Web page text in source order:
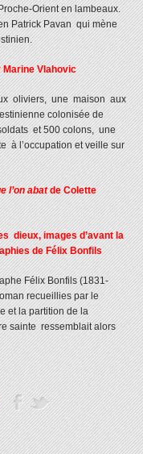
Orient en lambeaux.
Patrick Pavan qui mène
Marine Vlahovic
oliviers, une maison aux
colonisée de
et 500 colons, une
à l’occupation et veille sur
l’on abatde Colette
dieux, images d’avant la
de Félix Bonfils
Félix Bonfils (1831-
recueillies par le
et la partition de la
sainte ressemblait alors